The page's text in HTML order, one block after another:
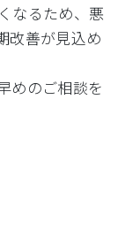
なるため、悪
改善が見込め
めのご相談を